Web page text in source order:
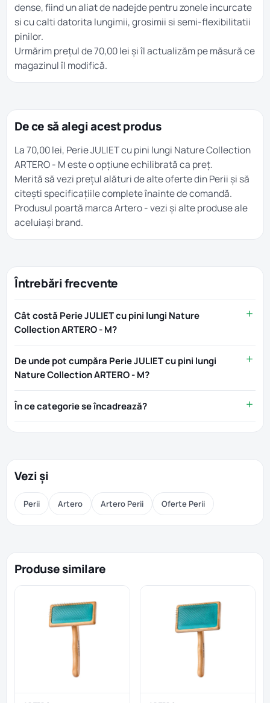
dense, fiind un aliat de nadejde pentru zonele incurcate
si cu calti datorita lungimii, grosimii si semi-flexibilitatii
pinilor.
Urmărim prețul de 70,00 lei și îl actualizăm pe măsură ce
magazinul îl modifică.
De ce să alegi acest produs
La 70,00 lei, Perie JULIET cu pini lungi Nature Collection
ARTERO - M este o opțiune echilibrată ca preț.
Merită să vezi prețul alături de alte oferte dinPerii și să
citești specificațiile complete înainte de comandă.
Produsul poartă marcaArtero- vezi și alte produse ale
aceluiași brand.
Întrebări frecvente
Cât costă Perie JULIET cu pini lungi Nature
Collection ARTERO - M?
De unde pot cumpăra Perie JULIET cu pini lungi
Nature Collection ARTERO - M?
În ce categorie se încadrează?
Vezi și
Perii Artero Artero Perii Oferte Perii
Produse similare